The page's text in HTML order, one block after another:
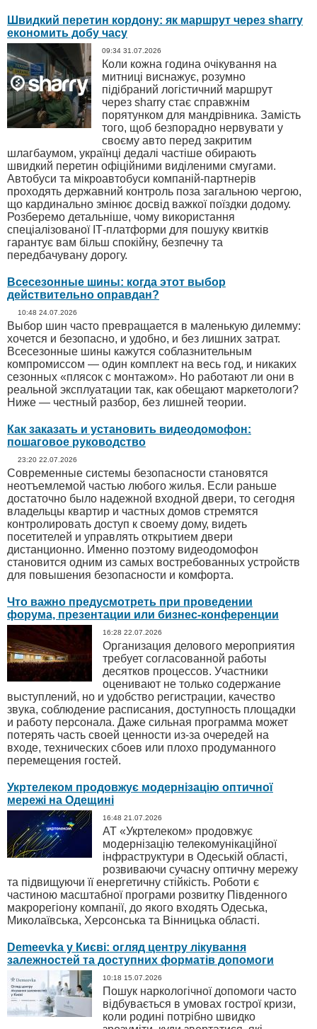
Швидкий перетин кордону: як маршрут через sharry
економить добу часу
09:34 31.07.2026
Коли кожна година очікування на
митниці виснажує, розумно
підібраний логістичний маршрут
через sharry стає справжнім
порятунком для мандрівника. Замість
того, щоб безпорадно нервувати у
своєму авто перед закритим
шлагбаумом, українці дедалі частіше обирають
швидкий перетин офіційними виділеними смугами.
Автобуси та мікроавтобуси компаній-партнерів
проходять державний контроль поза загальною чергою,
що кардинально змінює досвід важкої поїздки додому.
Розберемо детальніше, чому використання
спеціалізованої ІТ-платформи для пошуку квитків
гарантує вам більш спокійну, безпечну та
передбачувану дорогу.
Всесезонные шины: когда этот выбор
действительно оправдан?
10:48 24.07.2026
Выбор шин часто превращается в маленькую дилемму:
хочется и безопасно, и удобно, и без лишних затрат.
Всесезонные шины кажутся соблазнительным
компромиссом — один комплект на весь год, и никаких
сезонных «плясок с монтажом». Но работают ли они в
реальной эксплуатации так, как обещают маркетологи?
Ниже — честный разбор, без лишней теории.
Как заказать и установить видеодомофон:
пошаговое руководство
23:20 22.07.2026
Современные системы безопасности становятся
неотъемлемой частью любого жилья. Если раньше
достаточно было надежной входной двери, то сегодня
владельцы квартир и частных домов стремятся
контролировать доступ к своему дому, видеть
посетителей и управлять открытием двери
дистанционно. Именно поэтому видеодомофон
становится одним из самых востребованных устройств
для повышения безопасности и комфорта.
Что важно предусмотреть при проведении
форума, презентации или бизнес-конференции
16:28 22.07.2026
Организация делового мероприятия
требует согласованной работы
десятков процессов. Участники
оценивают не только содержание
выступлений, но и удобство регистрации, качество
звука, соблюдение расписания, доступность площадки
и работу персонала. Даже сильная программа может
потерять часть своей ценности из-за очередей на
входе, технических сбоев или плохо продуманного
перемещения гостей.
Укртелеком продовжує модернізацію оптичної
мережі на Одещині
16:48 21.07.2026
АТ «Укртелеком» продовжує
модернізацію телекомунікаційної
інфраструктури в Одеській області,
розвиваючи сучасну оптичну мережу
та підвищуючи її енергетичну стійкість. Роботи є
частиною масштабної програми розвитку Південного
макрорегіону компанії, до якого входять Одеська,
Миколаївська, Херсонська та Вінницька області.
Demeevka у Києві: огляд центру лікування
залежностей та доступних форматів допомоги
10:18 15.07.2026
Пошук наркологічної допомоги часто
відбувається в умовах гострої кризи,
коли родині потрібно швидко